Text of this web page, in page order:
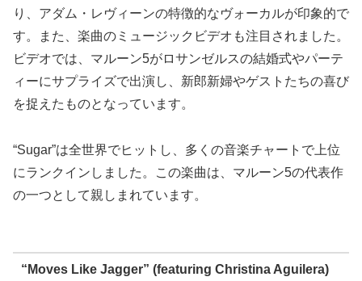
り、アダム・レヴィーンの特徴的なヴォーカルが印象的で
す。また、楽曲のミュージックビデオも注目されました。
ビデオでは、マルーン5がロサンゼルスの結婚式やパーテ
ィーにサプライズで出演し、新郎新婦やゲストたちの喜び
を捉えたものとなっています。
“Sugar”は全世界でヒットし、多くの音楽チャートで上位
にランクインしました。この楽曲は、マルーン5の代表作
の一つとして親しまれています。
“Moves Like Jagger” (featuring Christina Aguilera)